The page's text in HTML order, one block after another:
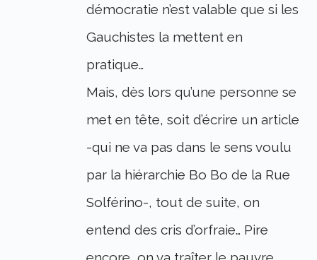
démocratie n’est valable que si les
Gauchistes la mettent en
pratique…
Mais, dès lors qu’une personne se
met en tête, soit d’écrire un article
-qui ne va pas dans le sens voulu
par la hiérarchie Bo Bo de la Rue
Solférino-, tout de suite, on
entend des cris d’orfraie… Pire